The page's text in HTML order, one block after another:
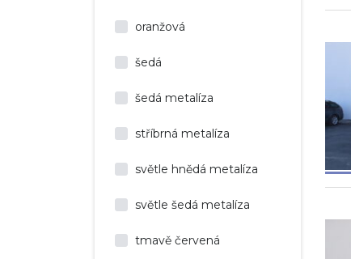
oranžová
šedá
šedá metalíza
stříbrná metalíza
světle hnědá metalíza
světle šedá metalíza
tmavě červená